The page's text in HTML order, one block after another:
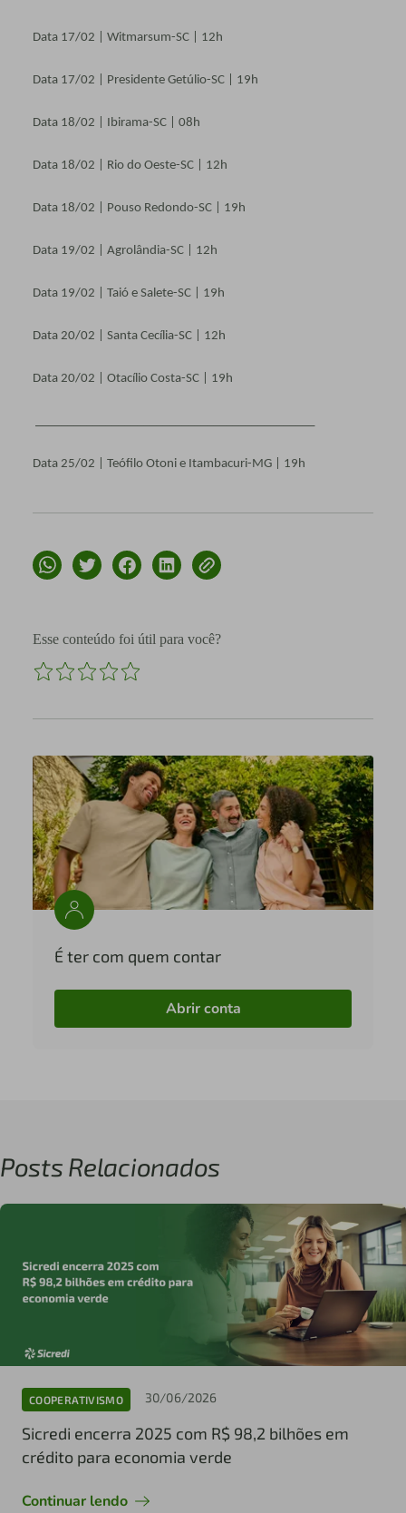
Data 17/02 | Witmarsum-SC | 12h
Data 17/02 | Presidente Getúlio-SC | 19h
Data 18/02 | Ibirama-SC | 08h
Data 18/02 | Rio do Oeste-SC | 12h
Data 18/02 | Pouso Redondo-SC | 19h
Data 19/02 | Agrolândia-SC | 12h
Data 19/02 | Taió e Salete-SC | 19h
Data 20/02 | Santa Cecília-SC | 12h
Data 20/02 | Otacílio Costa-SC | 19h
Data 25/02 | Teófilo Otoni e Itambacuri-MG | 19h
Esse conteúdo foi útil para você?
É ter com quem contar
Abrir conta
Posts Relacionados
COOPERATIVISMO 30/06/2026
Sicredi encerra 2025 com R$ 98,2 bilhões em
crédito para economia verde
Continuar lendo